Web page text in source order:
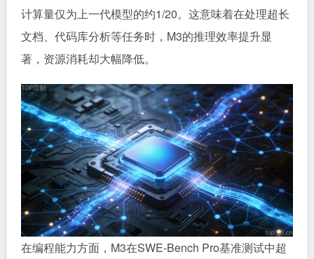
计算量仅为上一代模型的约1/20。这意味着在处理超长
文档、代码库分析等任务时，M3的推理效率提升显
著，资源消耗却大幅降低。
在编程能力方面，M3在SWE-Bench Pro基准测试中超